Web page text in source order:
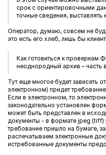
срок с ориентировочными
точные сведения, выставлять
Оператор, думаю, совсем не
это есть его хлеб, лишь бы
Как готовиться к проверкам
неоднородный архив – часть
Тут еще многое будет зависеть
электронном) придет
Если в электронном, то
законодательно установлен
может быть представлен в
документы - в формате jpeg (tiff)
требование пришло на бумаге,
распечатываем электронные
истребованные документы